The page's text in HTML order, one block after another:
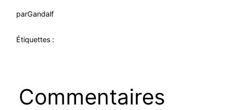
parGandalf
Étiquettes :
Commentaires